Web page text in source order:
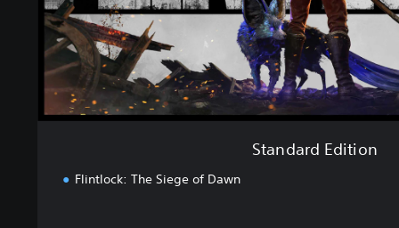
Standard Edition
Flintlock: The Siege of Dawn